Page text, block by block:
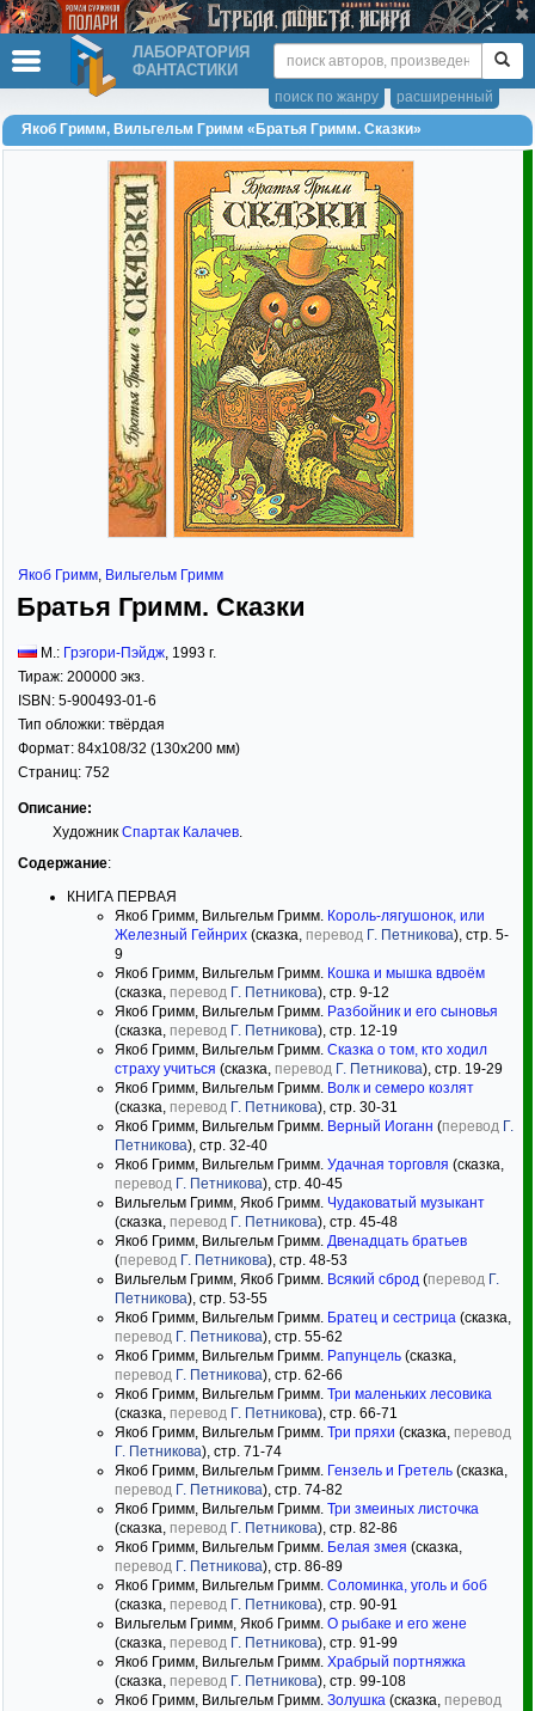
ЛАБОРАТОРИЯ
ФАНТАСТИКИ
расширенный
поиск по жанру
Якоб Гримм, Вильгельм Гримм «Братья Гримм. Сказки»
Якоб Гримм, Вильгельм Гримм
Братья Гримм. Сказки
М.: Грэгори-Пэйдж, 1993 г.
Тираж: 200000 экз.
ISBN: 5-900493-01-6
Тип обложки: твёрдая
Формат: 84x108/32 (130x200 мм)
Страниц: 752
Описание:
Художник Спартак Калачев.
Содержание:
КНИГА ПЕРВАЯ
Якоб Гримм, Вильгельм Гримм. Король-лягушонок, или
Железный Гейнрих (сказка, перевод Г. Петникова), стр. 5-
9
Якоб Гримм, Вильгельм Гримм. Кошка и мышка вдвоём
(сказка, перевод Г. Петникова), стр. 9-12
Якоб Гримм, Вильгельм Гримм. Разбойник и его сыновья
(сказка, перевод Г. Петникова), стр. 12-19
Якоб Гримм, Вильгельм Гримм. Сказка о том, кто ходил
страху учиться (сказка, перевод Г. Петникова), стр. 19-29
Якоб Гримм, Вильгельм Гримм. Волк и семеро козлят
(сказка, перевод Г. Петникова), стр. 30-31
Якоб Гримм, Вильгельм Гримм. Верный Иоганн (перевод Г.
Петникова), стр. 32-40
Якоб Гримм, Вильгельм Гримм. Удачная торговля (сказка,
перевод Г. Петникова), стр. 40-45
Вильгельм Гримм, Якоб Гримм. Чудаковатый музыкант
(сказка, перевод Г. Петникова), стр. 45-48
Якоб Гримм, Вильгельм Гримм. Двенадцать братьев
(перевод Г. Петникова), стр. 48-53
Вильгельм Гримм, Якоб Гримм. Всякий сброд (перевод Г.
Петникова), стр. 53-55
Якоб Гримм, Вильгельм Гримм. Братец и сестрица (сказка,
перевод Г. Петникова), стр. 55-62
Якоб Гримм, Вильгельм Гримм. Рапунцель (сказка,
перевод Г. Петникова), стр. 62-66
Якоб Гримм, Вильгельм Гримм. Три маленьких лесовика
(сказка, перевод Г. Петникова), стр. 66-71
Якоб Гримм, Вильгельм Гримм. Три пряхи (сказка, перевод
Г. Петникова), стр. 71-74
Якоб Гримм, Вильгельм Гримм. Гензель и Гретель (сказка,
перевод Г. Петникова), стр. 74-82
Якоб Гримм, Вильгельм Гримм. Три змеиных листочка
(сказка, перевод Г. Петникова), стр. 82-86
Якоб Гримм, Вильгельм Гримм. Белая змея (сказка,
перевод Г. Петникова), стр. 86-89
Якоб Гримм, Вильгельм Гримм. Соломинка, уголь и боб
(сказка, перевод Г. Петникова), стр. 90-91
Вильгельм Гримм, Якоб Гримм. О рыбаке и его жене
(сказка, перевод Г. Петникова), стр. 91-99
Якоб Гримм, Вильгельм Гримм. Храбрый портняжка
(сказка, перевод Г. Петникова), стр. 99-108
Якоб Гримм, Вильгельм Гримм. Золушка (сказка, перевод